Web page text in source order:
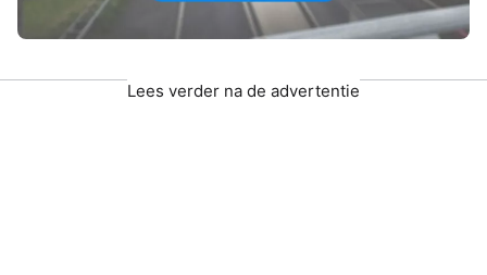
Lees verder na de advertentie